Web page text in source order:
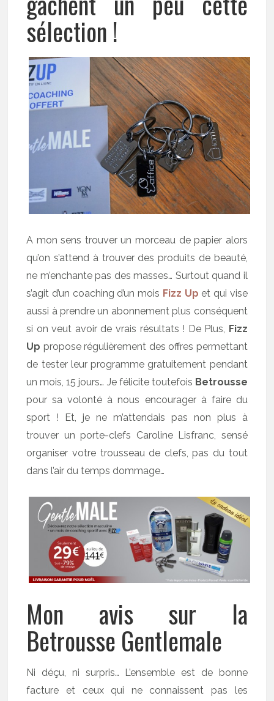
sélection !
A mon sens trouver un morceau de papier alors
qu’on s’attend à trouver des produits de beauté,
ne m’enchante pas des masses… Surtout quand il
s’agit d’un coaching d’un mois Fizz Up et qui vise
aussi à prendre un abonnement plus conséquent
si on veut avoir de vrais résultats ! De Plus, Fizz
Up propose régulièrement des offres permettant
de tester leur programme gratuitement pendant
un mois, 15 jours… Je félicite toutefois Betrousse
pour sa volonté à nous encourager à faire du
sport ! Et, je ne m’attendais pas non plus à
trouver un porte-clefs Caroline Lisfranc, sensé
organiser votre trousseau de clefs, pas du tout
dans l’air du temps dommage…
Mon avis sur la
Betrousse Gentlemale
Ni déçu, ni surpris… L’ensemble est de bonne
facture et ceux qui ne connaissent pas les